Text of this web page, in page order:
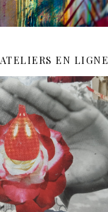
ATELIERS EN LIGNE